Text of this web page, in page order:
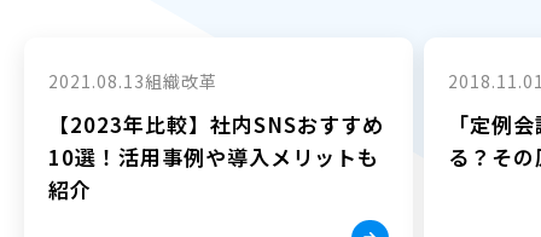
2021.08.13組織改革
【2023年比較】社内SNSおすすめ
10選！活用事例や導入メリットも
紹介
「定例
る？そ